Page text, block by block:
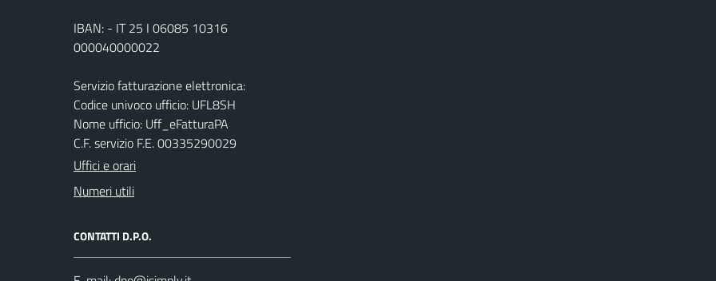
IBAN: - IT 25 I 06085 10316
000040000022
Servizio fatturazione elettronica:
Codice univoco ufficio: UFL8SH
Nome ufficio: Uff_eFatturaPA
C.F. servizio F.E. 00335290029
Uffici e orari
Numeri utili
CONTATTI D.P.O.